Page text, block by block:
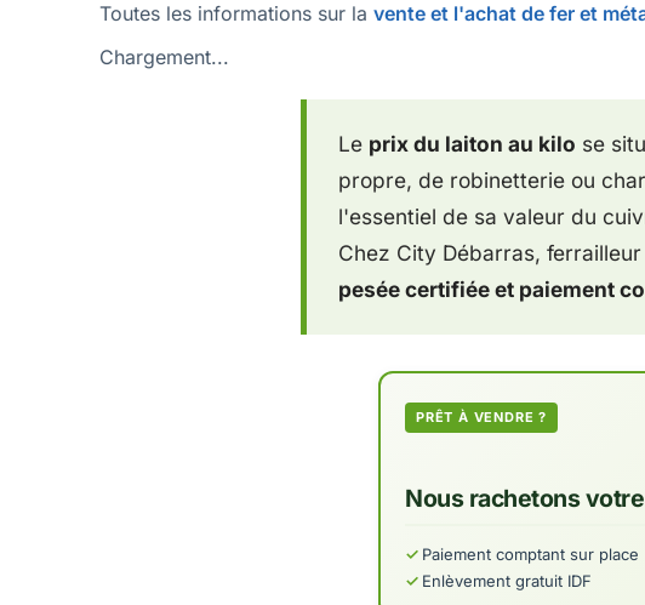
Toutes les informations sur la vente et l'achat de fer et
Chargement...
Le prix du laiton au kilo se
propre, de robinetterie ou
l'essentiel de sa valeur du
Chez City Débarras,
pesée certifiée et paiement
PRÊT À VENDRE ?
Nous rachetons
Paiement comptant sur place
Enlèvement gratuit IDF